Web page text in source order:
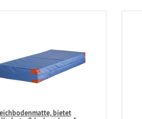
bietet